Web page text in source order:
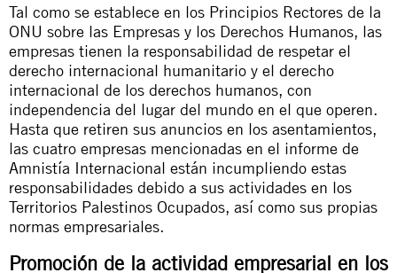
Tal como se establece en los Principios Rectores de la
ONU sobre las Empresas y los Derechos Humanos, las
empresas tienen la responsabilidad de respetar el
derecho internacional humanitario y el derecho
internacional de los derechos humanos, con
independencia del lugar del mundo en el que operen.
Hasta que retiren sus anuncios en los asentamientos,
las cuatro empresas mencionadas en el informe de
Amnistía Internacional están incumpliendo estas
responsabilidades debido a sus actividades en los
Territorios Palestinos Ocupados, así como sus propias
normas empresariales.
Promoción de la actividad empresarial en los